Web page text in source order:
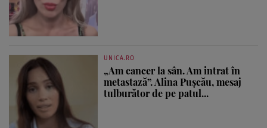
UNICA.RO
„Am cancer la sân. Am intrat în
metastază”. Alina Pușcău, mesaj
tulburător de pe patul...